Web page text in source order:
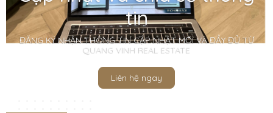
tin
ĐĂNG KÝ NHẬN THÔNG TIN CẬP NHẬT MỚI VÀ ĐẦY ĐỦ TỪ
QUANG VINH REAL ESTATE
Liên hệ ngay